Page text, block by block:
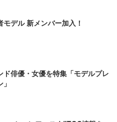
デル 新メンバー加入！
ド俳優・女優を特集「モデルプレ